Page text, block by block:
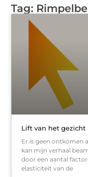
Tag:
Lift van het gezicht
Er is geen ontkomen
kan mijn verhaal
door een aantal
elasticiteit van de